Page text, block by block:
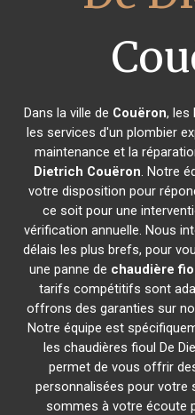
Dans la ville de Couëron, les
les services d'un plombier
maintenance et la
Dietrich Couëron. Notre
votre disposition pour
ce soit pour une
vérification annuelle. Nous
délais les plus brefs, pour
une panne de chaudière
tarifs compétitifs sont
offrons des garanties sur
Notre équipe est
les chaudières fioul De
permet de vous offrir
personnalisées pour votre
sommes à votre écoute